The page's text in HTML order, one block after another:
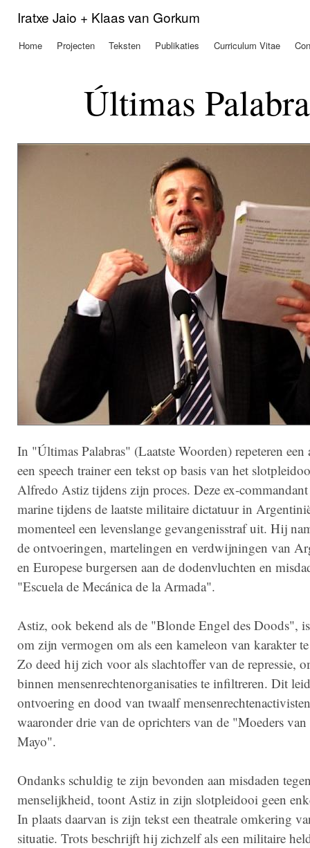
Iratxe Jaio + Klaas van Gorkum
Hoofdmenu
Home Projecten Teksten Publikaties Curriculum Vitae
Últimas
In "Últimas Palabras" (Laatste Woorden) repeteren een
een speech trainer een tekst op basis van het
Alfredo Astiz tijdens zijn proces. Deze ex-
marine tijdens de laatste militaire dictatuur in
momenteel een levenslange gevangenisstraf uit. Hij
de ontvoeringen, martelingen en verdwijningen van
en Europese burgersen aan de dodenvluchten en
"Escuela de Mecánica de la Armada".
Astiz, ook bekend als de "Blonde Engel des Doods",
om zijn vermogen om als een kameleon van karakter
Zo deed hij zich voor als slachtoffer van de repressie,
binnen mensenrechtenorganisaties te infiltreren. Dit
ontvoering en dood van twaalf
waaronder drie van de oprichters van de "Moeders van
Mayo".
Ondanks schuldig te zijn bevonden aan misdaden
menselijkheid, toont Astiz in zijn slotpleidooi geen
In plaats daarvan is zijn tekst een theatrale omkering
situatie. Trots beschrijft hij zichzelf als een militaire